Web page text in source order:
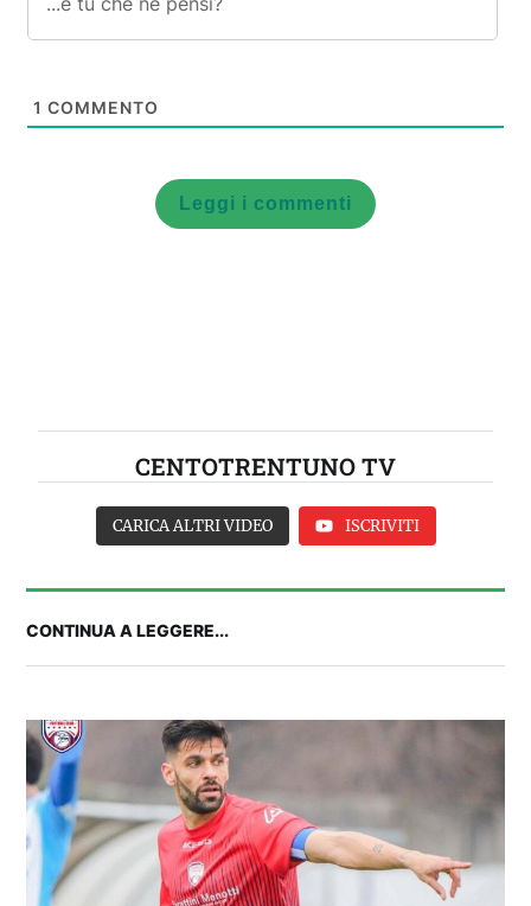
1 COMMENTO
Leggi i commenti
CENTOTRENTUNO TV
FANTA 131 LIVE | La nuova stagione al
fantacalcio: le novità di Fanta 131 e chi
acquistare
CARICA ALTRI VIDEO ISCRIVITI
CONTINUA A LEGGERE...